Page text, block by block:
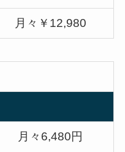
月々￥12,980
月々6,480円